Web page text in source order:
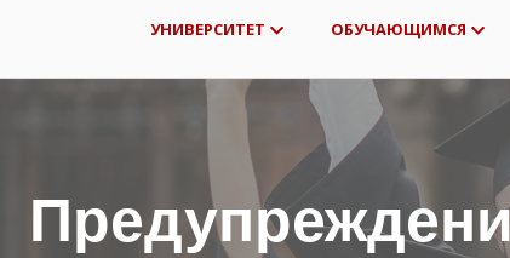
УНИВЕРСИТЕТ ОБУЧАЮЩИМСЯ